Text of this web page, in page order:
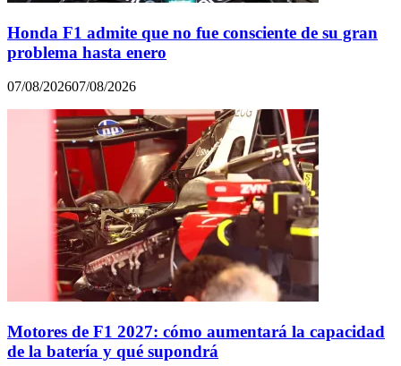
Honda F1 admite que no fue consciente de su gran
problema hasta enero
07/08/202607/08/2026
Motores de F1 2027: cómo aumentará la capacidad
de la batería y qué supondrá